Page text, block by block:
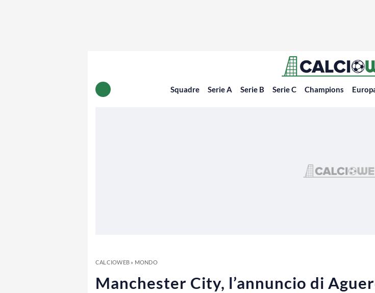
Squadre Serie A Serie B Serie C Champions
CALCIOWEB» MONDO
Manchester City, l’annuncio di